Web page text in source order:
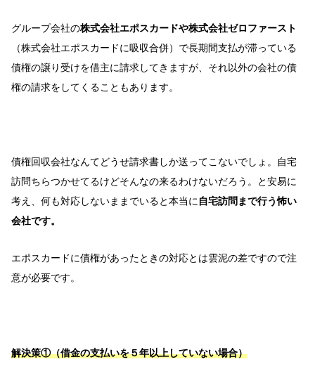
グループ会社の株式会社エポスカードや株式会社ゼロファースト
（株式会社エポスカードに吸収合併）で長期間支払が滞っている
債権の譲り受けを借主に請求してきますが、それ以外の会社の債
権の請求をしてくることもあります。
債権回収会社なんてどうせ請求書しか送ってこないでしょ。自宅
訪問ちらつかせてるけどそんなの来るわけないだろう。と安易に
考え、何も対応しないままでいると本当に 自宅訪問まで行う怖い
会社です。
エポスカードに債権があったときの対応とは雲泥の差ですので注
意が必要です。
解決策①（借金の支払いを５年以上していない場合）